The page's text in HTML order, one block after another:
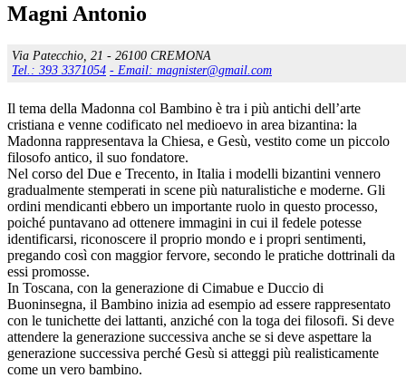
Magni Antonio
Via Patecchio, 21 - 26100 CREMONA
Tel.: 393 3371054 - Email: magnister@gmail.com
Il tema della Madonna col Bambino è tra i più antichi dell’arte
cristiana e venne codificato nel medioevo in area bizantina: la
Madonna rappresentava la Chiesa, e Gesù, vestito come un piccolo
filosofo antico, il suo fondatore.
Nel corso del Due e Trecento, in Italia i modelli bizantini vennero
gradualmente stemperati in scene più naturalistiche e moderne. Gli
ordini mendicanti ebbero un importante ruolo in questo processo,
poiché puntavano ad ottenere immagini in cui il fedele potesse
identificarsi, riconoscere il proprio mondo e i propri sentimenti,
pregando così con maggior fervore, secondo le pratiche dottrinali da
essi promosse.
In Toscana, con la generazione di Cimabue e Duccio di
Buoninsegna, il Bambino inizia ad esempio ad essere rappresentato
con le tunichette dei lattanti, anziché con la toga dei filosofi. Si deve
attendere la generazione successiva anche se si deve aspettare la
generazione successiva perché Gesù si atteggi più realisticamente
come un vero bambino.